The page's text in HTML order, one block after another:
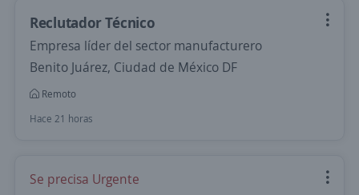
Reclutador Técnico
Empresa líder del sector manufacturero
Benito Juárez, Ciudad de México DF
Remoto
Hace 21 horas
Se precisa Urgente